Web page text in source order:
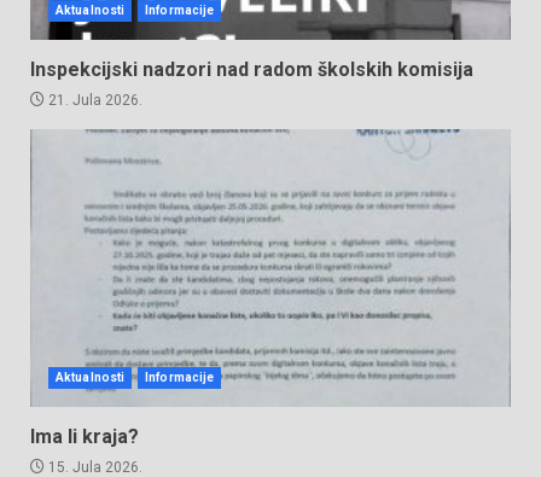
Aktualnosti Informacije
Inspekcijski nadzori nad radom školskih komisija
21. Jula 2026.
Aktualnosti Informacije
Ima li kraja?
15. Jula 2026.